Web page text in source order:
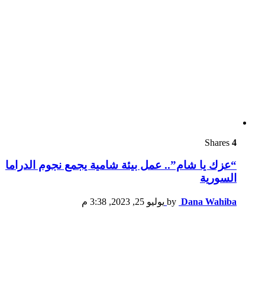
4
“عزك يا شام”.. عمل بيئة شامية يجمع نجوم الدراما
السورية
by Dana Wahiba يوليو 25, 2023, 3:38 م